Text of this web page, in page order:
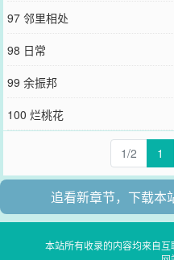
97 邻里相处
98 日常
99 余振邦
100 烂桃花
1/2 1
追看新章节，下载本
本站所有收录的内容均来自互